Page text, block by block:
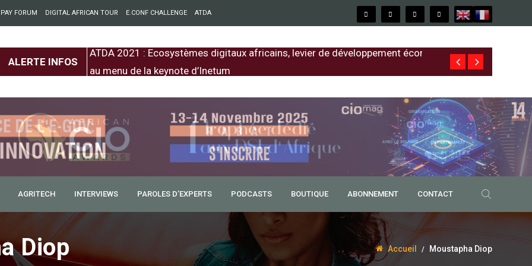
FORUM DIGITAL AFRICAN TOUR E.CONF CHALLENGE ATDA
ALERTE INFOS
l’Europe et
ATDA 2021 : Ecosystèmes digitaux africains, levier de développement économique
au menu de la keynote d’Inetum
Free au
AGRITECH INTERVIEWS PAROLES D’EXPERTS PODCASTS BOUTIQUE ABONNEMENT CONTACT
Diop Accueil Moustapha Diop
pour l’appui à
des professionnels des technologies de